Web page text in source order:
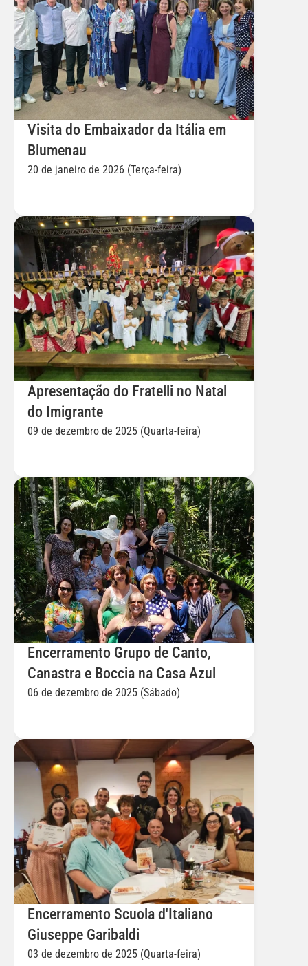
Visita do Embaixador da Itália em
Blumenau
20 de janeiro de 2026 (Terça-feira)
Apresentação do Fratelli no Natal
do Imigrante
09 de dezembro de 2025 (Quarta-feira)
Encerramento Grupo de Canto,
Canastra e Boccia na Casa Azul
06 de dezembro de 2025 (Sábado)
Encerramento Scuola d'Italiano
Giuseppe Garibaldi
03 de dezembro de 2025 (Quarta-feira)